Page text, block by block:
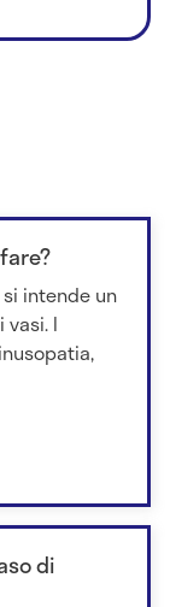
intende un
I
di